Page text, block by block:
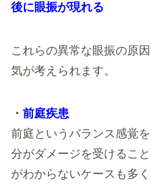
後に眼振が現れる
これらの異常な眼振の原
気が考えられます。
・ 前庭疾患
前庭というバランス感覚
分がダメージを受けるこ
がわからないケースも多く